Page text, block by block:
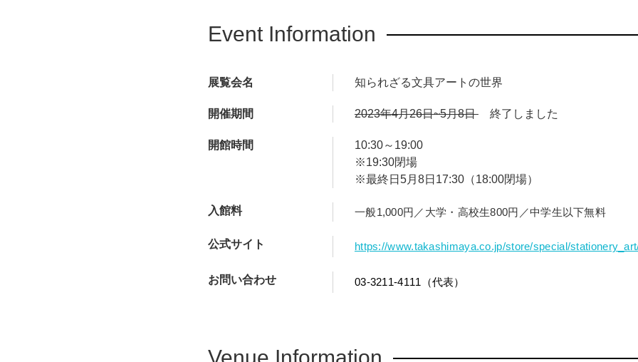
Event Information
展覧会名 知られざる文具アートの世界
開催期間 2023年4月26日~5月8日 終了しました
開館時間
10:30～19:00
※19:30閉場
※最終日5月8日17:30（18:00閉場）
入館料 一般1,000円／大学・高校生800円／中学生以下無料
公式サイト https://www.takashimaya.co.jp/store/special/
お問い合わせ 03-3211-4111（代表）
Venue Information